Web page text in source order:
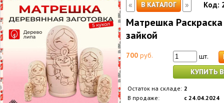
« В КАТАЛОГ » Код:
Матрешка
зайкой
700 руб.
шт.
КУПИТЬ
Остаток на складе: 2
В продаже:
с 24.04.2024